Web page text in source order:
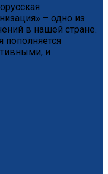
– одно из
в нашей стране.
и